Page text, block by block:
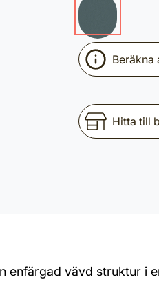
Beräkna
Hitta till
vävd struktur i